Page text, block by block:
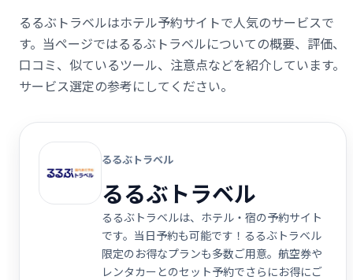
るるぶトラベルはホテル予約サイトで人気のサービスで
す。当ページではるるぶトラベルについての概要、評価、
口コミ、似ているツール、注意点などを紹介しています。
サービス選定の参考にしてください。
るるぶトラベル
るるぶトラベル
るるぶトラベルは、ホテル・宿の予約サイト
です。当日予約も可能です！るるぶトラベル
限定のお得なプランも多数ご用意。航空券や
レンタカーとのセット予約でさらにお得にご